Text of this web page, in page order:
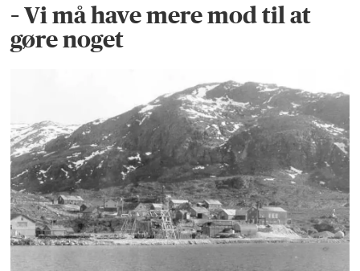
– Vi må have mere mod til at
gøre noget